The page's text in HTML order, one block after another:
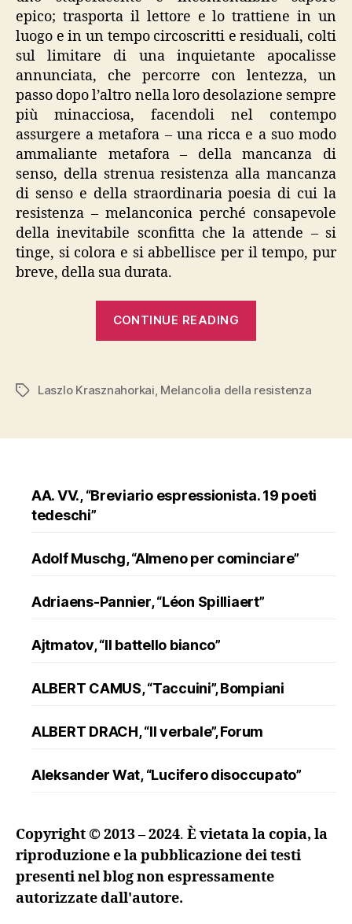
epico; trasporta il lettore e lo trattiene in un
luogo e in un tempo circoscritti e residuali, colti
sul limitare di una inquietante apocalisse
annunciata, che percorre con lentezza, un
passo dopo l’altro nella loro desolazione sempre
più minacciosa, facendoli nel contempo
assurgere a metafora – una ricca e a suo modo
ammaliante metafora – della mancanza di
senso, della strenua resistenza alla mancanza
di senso e della straordinaria poesia di cui la
resistenza – melanconica perché consapevole
della inevitabile sconfitta che la attende – si
tinge, si colora e si abbellisce per il tempo, pur
breve, della sua durata.
CONTINUE READING
resistenza””
TagsLaszlo Krasznahorkai, Melancolia della resistenza
AA. VV., “Breviario espressionista. 19 poeti
tedeschi”
Adolf Muschg, “Almeno per cominciare”
Adriaens-Pannier, “Léon Spilliaert”
Ajtmatov, “Il battello bianco”
ALBERT CAMUS, “Taccuini”, Bompiani
ALBERT DRACH, “Il verbale”, Forum
Aleksander Wat, “Lucifero disoccupato”
ranuncolo”, Oscar Mondadori
Andreev, “Lazzaro e altre novelle”
Copyright © 2013 – 2024. È vietata la copia, la
riproduzione e la pubblicazione dei testi
presenti nel blog non espressamente
autorizzate dall'autore.